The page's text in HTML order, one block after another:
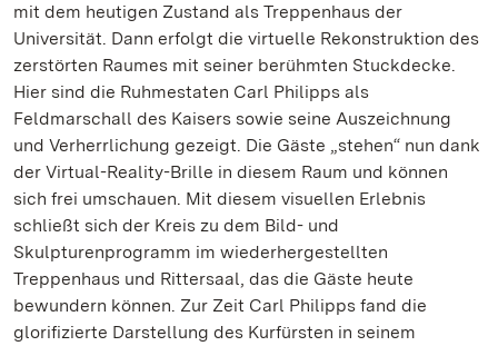
mit dem heutigen Zustand als Treppenhaus der
Universität. Dann erfolgt die virtuelle Rekonstruktion des
zerstörten Raumes mit seiner berühmten Stuckdecke.
Hier sind die Ruhmestaten Carl Philipps als
Feldmarschall des Kaisers sowie seine Auszeichnung
und Verherrlichung gezeigt. Die Gäste „stehen“ nun dank
der Virtual-Reality-Brille in diesem Raum und können
sich frei umschauen. Mit diesem visuellen Erlebnis
schließt sich der Kreis zu dem Bild- und
Skulpturenprogramm im wiederhergestellten
Treppenhaus und Rittersaal, das die Gäste heute
bewundern können. Zur Zeit Carl Philipps fand die
glorifizierte Darstellung des Kurfürsten in seinem